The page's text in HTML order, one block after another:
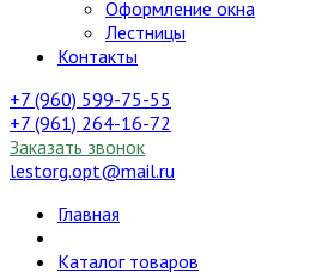
Оформление окна
Лестницы
Контакты
+7 (960) 599-75-55
+7 (961) 264-16-72
Заказать звонок
lestorg.opt@mail.ru
Главная
Каталог товаров